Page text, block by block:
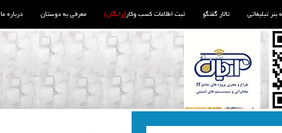
بنر تبلیغاتی تالار گفتگو ثبت اطلاعات کسب وکار(رایگان) معرفی به دوستان درباره ما